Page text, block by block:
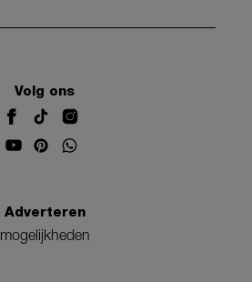
Volg ons
Adverteren
mogelijkheden